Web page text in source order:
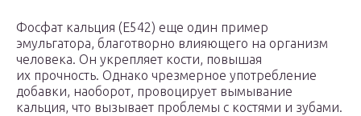
Фосфат кальция (Е542) еще один пример
эмульгатора, благотворно влияющего на организм
человека. Он укрепляет кости, повышая
их прочность. Однако чрезмерное употребление
добавки, наоборот, провоцирует вымывание
кальция, что вызывает проблемы с костями и зубами.